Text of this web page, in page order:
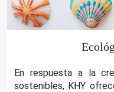
En respuesta a la
sostenibles, KHY